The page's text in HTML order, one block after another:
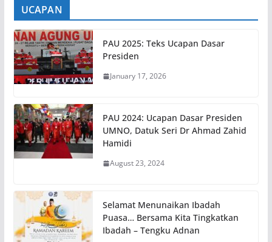
UCAPAN
PAU 2025: Teks Ucapan Dasar
Presiden
January 17, 2026
PAU 2024: Ucapan Dasar Presiden
UMNO, Datuk Seri Dr Ahmad Zahid
Hamidi
August 23, 2024
Selamat Menunaikan Ibadah
Puasa… Bersama Kita Tingkatkan
Ibadah – Tengku Adnan